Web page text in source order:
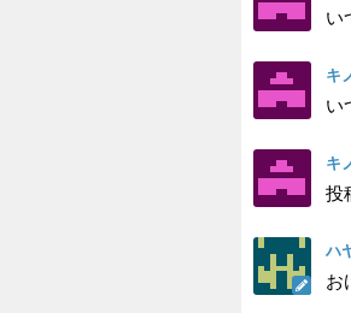
い
キ
い
キ
投
ハ
お